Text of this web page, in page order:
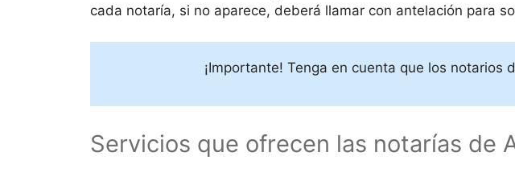
cada notaría, si no aparece, deberá llamar con antelación para
¡Importante! Tenga en cuenta que los
Servicios que ofrecen las notarías de